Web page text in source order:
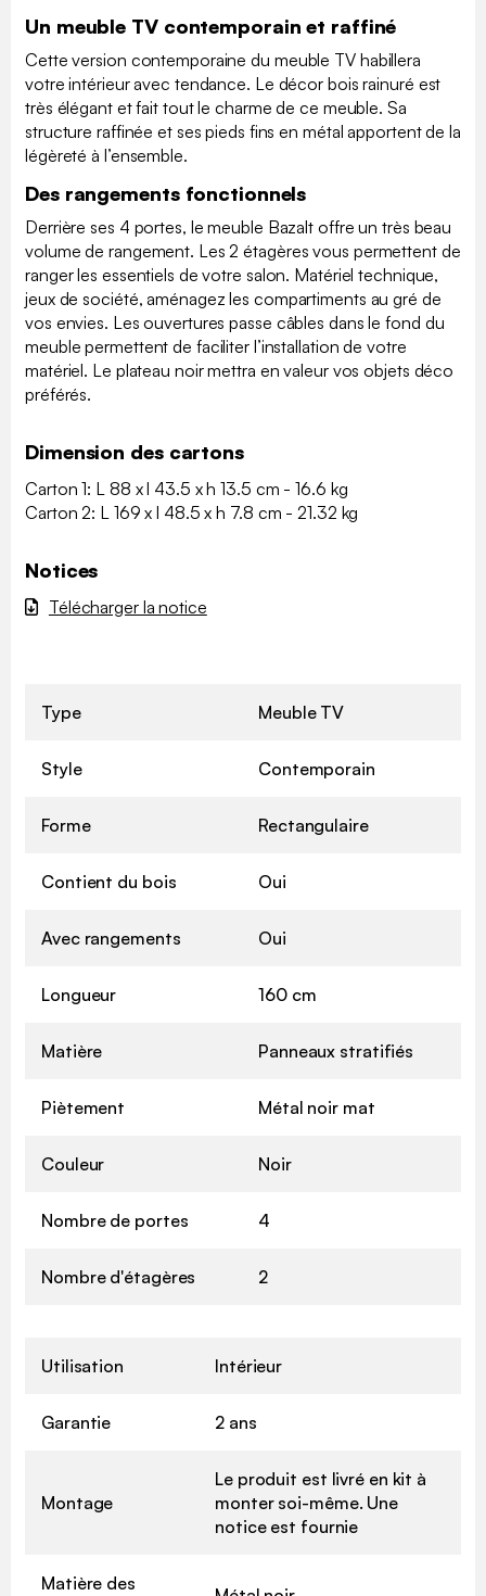
Un meuble TV contemporain et raffiné
Cette version contemporaine du meuble TV habillera
votre intérieur avec tendance. Le décor bois rainuré est
très élégant et fait tout le charme de ce meuble. Sa
structure raffinée et ses pieds fins en métal apportent de la
légèreté à l’ensemble.
Des rangements fonctionnels
Derrière ses 4 portes, le meuble Bazalt offre un très beau
volume de rangement. Les 2 étagères vous permettent de
ranger les essentiels de votre salon. Matériel technique,
jeux de société, aménagez les compartiments au gré de
vos envies. Les ouvertures passe câbles dans le fond du
meuble permettent de faciliter l’installation de votre
matériel. Le plateau noir mettra en valeur vos objets déco
préférés.
Dimension des cartons
Carton 1: L 88 x l 43.5 x h 13.5 cm - 16.6 kg
Carton 2: L 169 x l 48.5 x h 7.8 cm - 21.32 kg
Notices
Télécharger la notice
Type Meuble TV
Style Contemporain
Forme Rectangulaire
Contient du bois Oui
Avec rangements Oui
Longueur 160 cm
Matière Panneaux stratifiés
Piètement Métal noir mat
Couleur Noir
Nombre de portes 4
Nombre d'étagères 2
Utilisation Intérieur
Garantie 2 ans
Montage
Le produit est livré en kit à
monter soi-même. Une
notice est fournie
Matière des